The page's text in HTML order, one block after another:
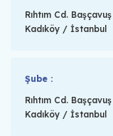
Rıhtım Cd.
Kadıköy / İstanbul
Şube :
Rıhtım Cd.
Kadıköy / İstanbul